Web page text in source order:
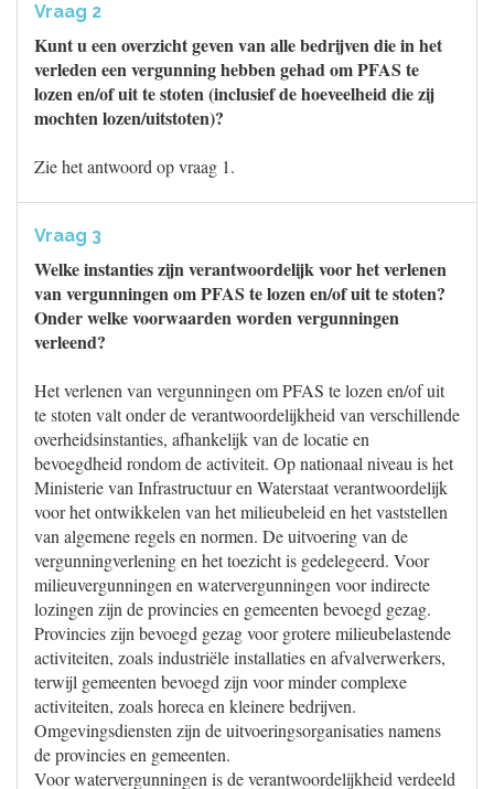
Vraag 2
Kunt u een overzicht geven van alle bedrijven die in het
verleden een vergunning hebben gehad om PFAS te
lozen en/of uit te stoten (inclusief de hoeveelheid die zij
mochten lozen/uitstoten)?
Zie het antwoord op vraag 1.
Vraag 3
Welke instanties zijn verantwoordelijk voor het verlenen
van vergunningen om PFAS te lozen en/of uit te stoten?
Onder welke voorwaarden worden vergunningen
verleend?
Het verlenen van vergunningen om PFAS te lozen en/of uit
te stoten valt onder de verantwoordelijkheid van verschillende
overheidsinstanties, afhankelijk van de locatie en
bevoegdheid rondom de activiteit. Op nationaal niveau is het
Ministerie van Infrastructuur en Waterstaat verantwoordelijk
voor het ontwikkelen van het milieubeleid en het vaststellen
van algemene regels en normen. De uitvoering van de
vergunningverlening en het toezicht is gedelegeerd. Voor
milieuvergunningen en watervergunningen voor indirecte
lozingen zijn de provincies en gemeenten bevoegd gezag.
Provincies zijn bevoegd gezag voor grotere milieubelastende
activiteiten, zoals industriële installaties en afvalverwerkers,
terwijl gemeenten bevoegd zijn voor minder complexe
activiteiten, zoals horeca en kleinere bedrijven.
Omgevingsdiensten zijn de uitvoeringsorganisaties namens
de provincies en gemeenten.
Voor watervergunningen is de verantwoordelijkheid verdeeld